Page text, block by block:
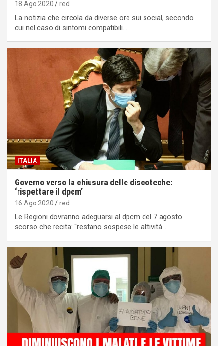
18 Ago 2020 red
La notizia che circola da diverse ore sui social, secondo
cui nel caso di sintomi compatibili…
ITALIA
Governo verso la chiusura delle discoteche:
‘rispettare il dpcm’
16 Ago 2020 red
Le Regioni dovranno adeguarsi al dpcm del 7 agosto
scorso che recita: “restano sospese le attività…